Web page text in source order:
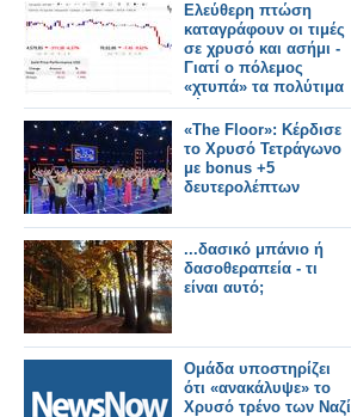
Eλεύθερη πτώση
καταγράφουν οι τιμές
σε χρυσό και ασήμι -
Γιατί ο πόλεμος
«χτυπά» τα πολύτιμα
μέταλλα
«The Floor»: Κέρδισε
το Χρυσό Τετράγωνο
με bonus +5
δευτερολέπτων
...δασικό μπάνιο ή
δασοθεραπεία - τι
είναι αυτό;
Ομάδα υποστηρίζει
ότι «ανακάλυψε» το
Χρυσό τρένο των Ναζί